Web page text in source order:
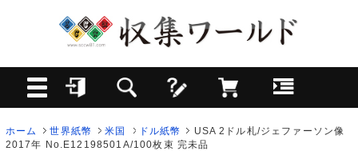
ホーム 世界紙幣 米国 ドル紙幣
USA 2ドル札/ジェファーソン像
2017年 No.E12198501A/100枚束 完未品